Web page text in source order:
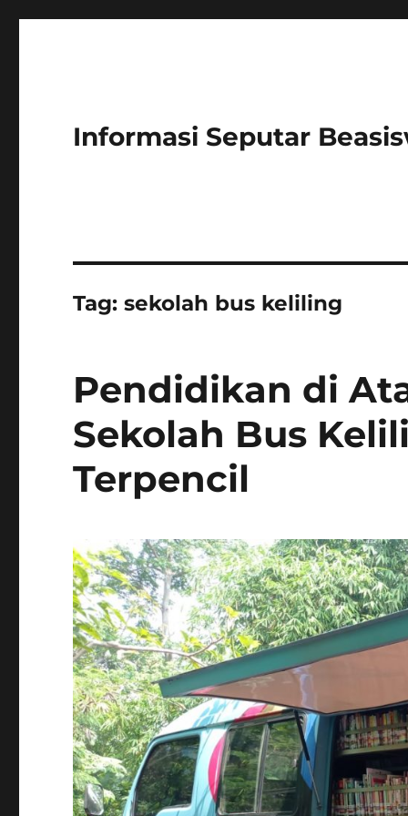
Informasi Seputar
Tag:sekolah bus keliling
Pendidikan di
Sekolah Bus
Terpencil